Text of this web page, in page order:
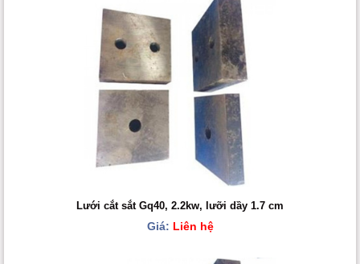
Lưới cắt sắt Gq40, 2.2kw, lưỡi dầy 1.7 cm
Giá: Liên hệ